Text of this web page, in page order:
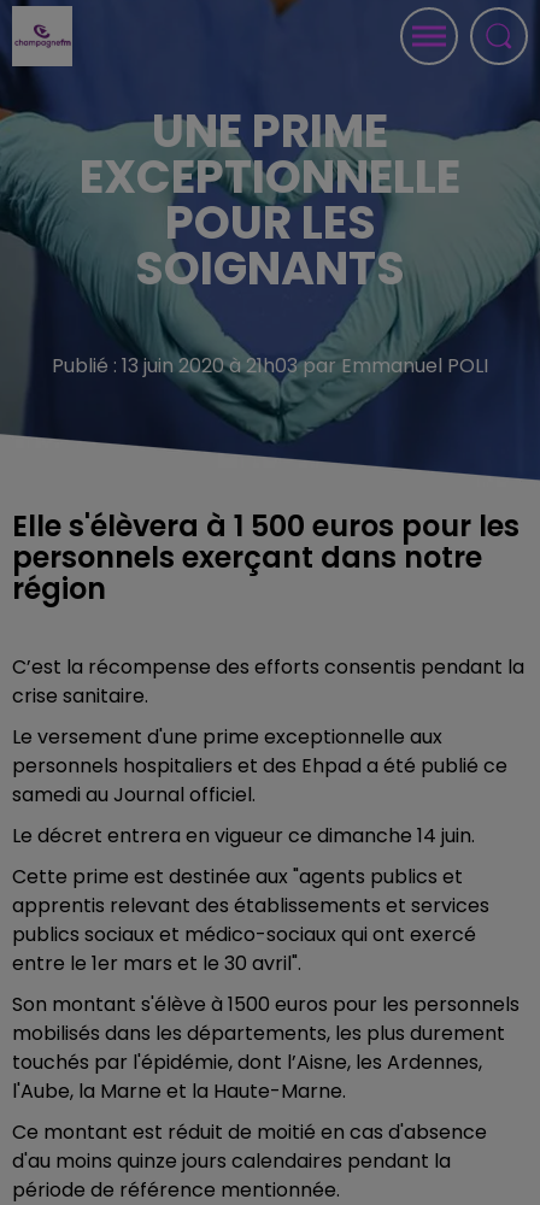
UNE PRIME
EXCEPTIONNELLE
POUR LES
SOIGNANTS
Publié : 13 juin 2020 à 21h03 par Emmanuel POLI
Elle s'élèvera à 1 500 euros pour les
personnels exerçant dans notre
région
C’est la récompense des efforts consentis pendant la
crise sanitaire.
Le versement d'une prime exceptionnelle aux
personnels hospitaliers et des Ehpad a été publié ce
samedi au Journal officiel.
Le décret entrera en vigueur ce dimanche 14 juin.
Cette prime est destinée aux "agents publics et
apprentis relevant des établissements et services
publics sociaux et médico-sociaux qui ont exercé
entre le 1er mars et le 30 avril".
Son montant s'élève à 1500 euros pour les personnels
mobilisés dans les départements, les plus durement
touchés par l'épidémie, dont l’Aisne, les Ardennes,
l'Aube, la Marne et la Haute-Marne.
Ce montant est réduit de moitié en cas d'absence
d'au moins quinze jours calendaires pendant la
période de référence mentionnée.